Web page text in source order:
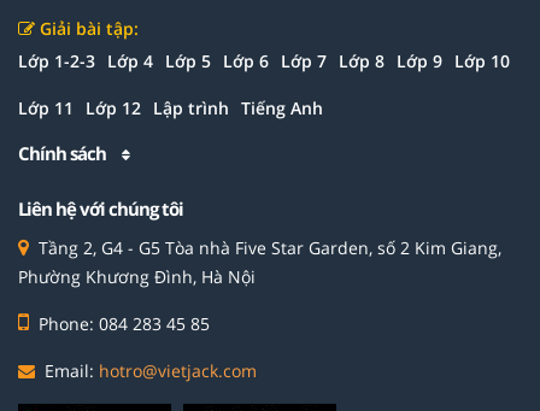
Giải bài tập:
Lớp 1-2-3 Lớp 4 Lớp 5 Lớp 6 Lớp 7 Lớp 8 Lớp 9 Lớp 10
Lớp 11 Lớp 12 Lập trình Tiếng Anh
Chính sách
Liên hệ với chúng tôi
Tầng 2, G4 - G5 Tòa nhà Five Star Garden, số 2 Kim Giang,
Phường Khương Đình, Hà Nội
Phone: 084 283 45 85
Email: hotro@vietjack.com